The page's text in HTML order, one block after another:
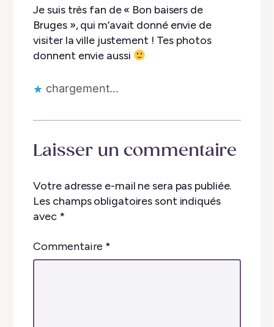
Je suis très fan de « Bon baisers de
Bruges », qui m’avait donné envie de
visiter la ville justement ! Tes photos
donnent envie aussi
chargement…
Laisser un commentaire
Votre adresse e-mail ne sera pas publiée.
Les champs obligatoires sont indiqués
avec *
Commentaire *